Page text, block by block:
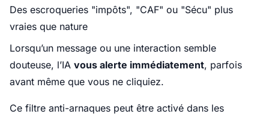
Des escroqueries "impôts", "CAF" ou "Sécu" plus
vraies que nature
Lorsqu’un message ou une interaction semble
douteuse, l’IA vous alerte immédiatement, parfois
avant même que vous ne cliquiez.
Ce filtre anti-arnaques peut être activé dans les